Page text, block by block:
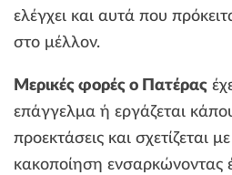
ελέγχει και αυτά που
στο μέλλον.
Μερικές φορές ο Πατέρας
επάγγελμα ή εργάζεται
προεκτάσεις και σχετίζεται
κακοποίηση ενσαρκώνοντας